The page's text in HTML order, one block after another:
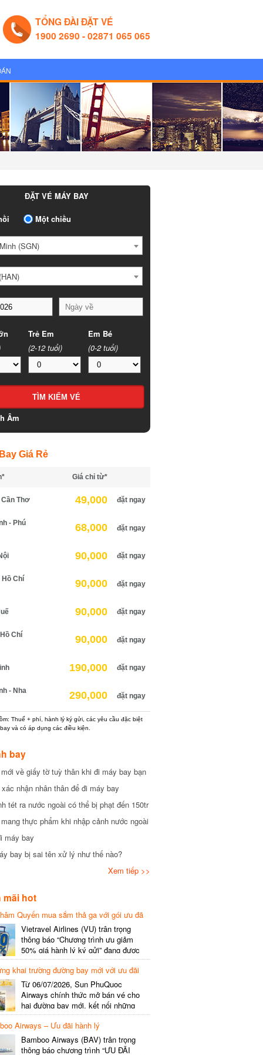
TỔNG ĐÀI ĐẶT VÉ
1900 2690 - 02871 065 065
ĐẶT VÉ MÁY BAY
Một chiều
(SGN)
Trẻ Em
(2-12 tuổi)
Em Bé
(0-2 tuổi)
Âm
Giá Rẻ
Giá chỉ từ*
Thơ 49,000 đặt ngay
- Phú
68,000 đặt ngay
90,000 đặt ngay
Chí
90,000 đặt ngay
90,000 đặt ngay
Chí
90,000 đặt ngay
190,000 đặt ngay
- Nha
290,000 đặt ngay
Thuế + phí, hành lý ký gửi, các yêu cầu đặc biệt
và có áp dụng các điều kiện.
bay
về giấy tờ tuỳ thân khi đi máy bay bạn
nhận nhân thân để đi máy bay
tét ra nước ngoài có thể bị phạt đến 150tr
thực phẩm khi nhập cảnh nước ngoài
bay
bay bị sai tên xử lý như thế nào?
Xem tiếp >>
hot
Quyến mua sắm thả ga với gói ưu đã
gói cước
Vietravel Airlines (VU) trân trọng
thông báo “Chương trình ưu giảm
50% giá hành lý ký gửi” đang được
triển khai cho đường bay quốc tế mới
kết nối từ TP. Hồ Chí Minh
(SGN) đi Thâm Quyến – Trung Quốc
(SZX), chi tiết như sau: LỊCH BAY
CHI TIẾT Đường bay SHCB Giờ khởi
hành Giờ đến Tần suất…
khai trường đường bay mới với ưu đãi
Từ 06/07/2026, Sun PhuQuoc
Airways chính thức mở bán vé cho
hai đường bay mới, kết nối những
điểm đến giàu trải nghiệm, giúp hành
khách khám phá vẻ đẹp thiên nhiên
và văn hóa của miền Trung Việt Nam.
Thông tin đường bay mới Đường bay
Airways – Ưu đãi hành lý
Bamboo Airways (BAV) trân trọng
thông báo chương trình “ƯU ĐÃI